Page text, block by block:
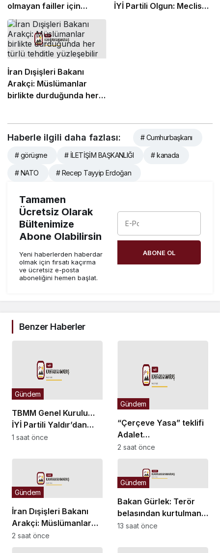
olmayan failler için
Suriye’de cezaevi inşa
edelim” önerisi
İYİ Partili Olgun: Meclis
İran Dışişleri Bakanı
Arakçi: Müslümanlar
birlikte durduğunda her
Haberle ilgili daha fazlası: # Cumhurbaşkanı
# görüşme # İLETİŞİM BAŞKANLIĞI # kanada
# NATO # Recep Tayyip Erdoğan
Tamamen
Ücretsiz Olarak
Bültenimize
Abone Olabilirsin
Yeni haberlerden haberdar
olmak için fırsatı kaçırma
ve ücretsiz e-posta
aboneliğini hemen başlat.
ABONE OL
Benzer Haberler
TBMM Genel Kurulu…
İYİ Partili Yaldır’dan
“Islah olmayan failler
inşa edelim” önerisi
Gündem
1 saat önce
“Çerçeve Yasa” teklifi
Adalet
Komisyonu’nda… İYİ
Partili Olgun: Meclis
milletvekilinden,
komisyon
kaçıramaz
Gündem
2 saat önce
İran Dışişleri Bakanı
Arakçi: Müslümanlar
birlikte durduğunda
her türlü tehditle
Gündem
2 saat önce
Bakan Gürlek: Terör
belasından kurtulmanın
arifesindeyiz
Gündem
13 saat önce